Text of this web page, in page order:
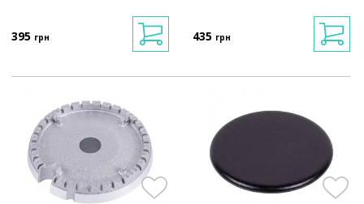
395 грн 435 грн